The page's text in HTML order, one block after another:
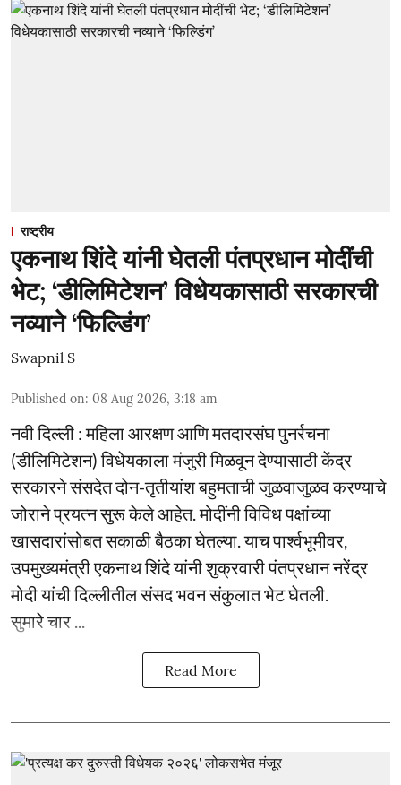
राष्ट्रीय
एकनाथ शिंदे यांनी घेतली पंतप्रधान मोदींची
भेट; ‘डीलिमिटेशन’ विधेयकासाठी सरकारची
नव्याने ‘फिल्डिंग’
Swapnil S
Published on: 08 Aug 2026, 3:18 am
नवी दिल्ली : महिला आरक्षण आणि मतदारसंघ पुनर्रचना
(डीलिमिटेशन) विधेयकाला मंजुरी मिळवून देण्यासाठी केंद्र
सरकारने संसदेत दोन-तृतीयांश बहुमताची जुळवाजुळव करण्याचे
जोराने प्रयत्न सुरू केले आहेत. मोदींनी विविध पक्षांच्या
खासदारांसोबत सकाळी बैठका घेतल्या. याच पार्श्वभूमीवर,
उपमुख्यमंत्री एकनाथ शिंदे यांनी शुक्रवारी पंतप्रधान नरेंद्र
मोदी यांची दिल्लीतील संसद भवन संकुलात भेट घेतली.
सुमारे चार ...
Read More